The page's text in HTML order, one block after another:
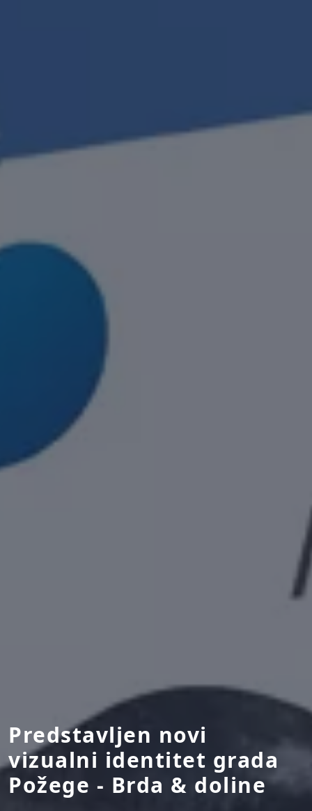
Predstavljen novi
vizualni identitet grada
Požege - Brda & doline